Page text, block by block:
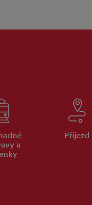
a
Příjezd